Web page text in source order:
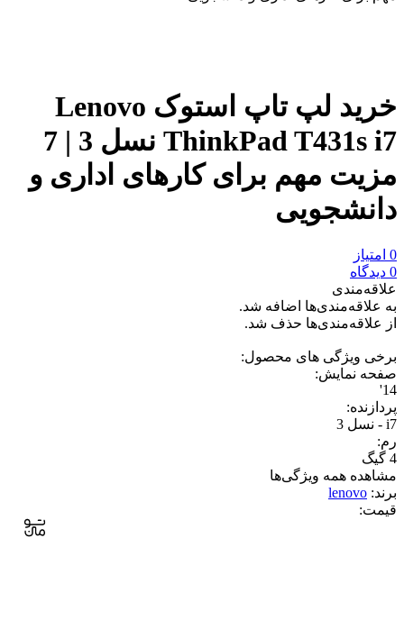
خرید لپ تاپ استوک Lenovo
ThinkPad T431s i7 نسل 3 | 7
مزیت مهم برای کارهای اداری و
دانشجویی
0 امتیاز
0 دیدگاه
علاقه‌مندی
به علاقه‌مندی‌ها اضافه شد.
از علاقه‌مندی‌ها حذف شد.
برخی ویژگی های محصول:
صفحه نمایش:
14'
پردازنده:
i7 - نسل 3
رم:
4 گیگ
مشاهده همه ویژگی‌ها
برند: lenovo
قیمت: